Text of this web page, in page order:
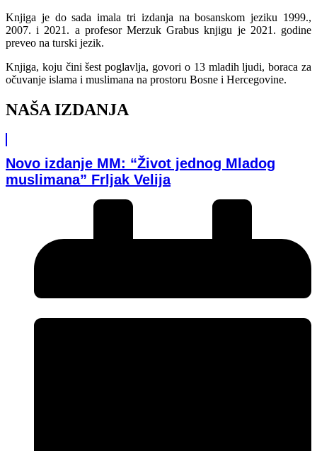
Knjiga je do sada imala tri izdanja na bosanskom jeziku 1999.,
2007. i 2021. a profesor Merzuk Grabus knjigu je 2021. godine
preveo na turski jezik.
Knjiga, koju čini šest poglavlja, govori o 13 mladih ljudi, boraca za
očuvanje islama i muslimana na prostoru Bosne i Hercegovine.
NAŠA IZDANJA
Novo izdanje MM: “Život jednog Mladog
muslimana” Frljak Velija